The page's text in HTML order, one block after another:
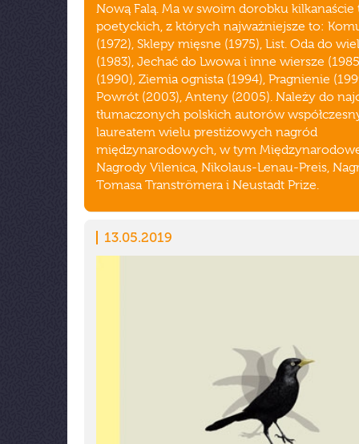
Nową Falą. Ma w swoim dorobku
poetyckich, z których najważniejsze to:
(1972), Sklepy mięsne (1975), List. Oda do
(1983), Jechać do Lwowa i inne wiersze
(1990), Ziemia ognista (1994), Pragnienie
Powrót (2003), Anteny (2005). Należy do
tłumaczonych polskich autorów
laureatem wielu prestiżowych nagród
międzynarodowych, w tym
Nagrody Vilenica, Nikolaus-Lenau-Preis,
Tomasa Tranströmera i Neustadt Prize.
13.05.2019